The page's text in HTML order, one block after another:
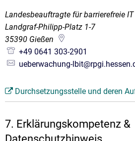
Landesbeauftragte für barrierefreie IT
Landgraf-Philipp-Platz 1-7
35390 Gießen
+49 0641 303-2901
ueberwachung-
Durchsetzungsstelle und deren
7. Erklärungskompetenz &